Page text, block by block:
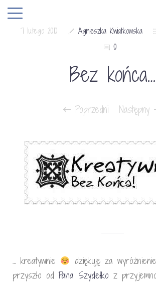
7 lutego 2010 Agnieszka Kwiatkowska
0
Bez końca…
Poprzedni Następny
… kreatywnie
dziękuję za
przyszło od Pana Szydełko z